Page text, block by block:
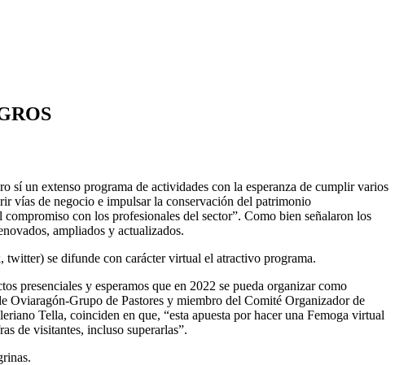
un extenso programa de actividades con la esperanza de cumplir varios
vías de negocio e impulsar la conservación del patrimonio
con los profesionales del sector”. Como bien señalaron los
ampliados y actualizados.
twitter) se difunde con carácter virtual el atractivo programa.
presenciales y esperamos que en 2022 se pueda organizar como
Oviaragón-Grupo de Pastores y miembro del Comité Organizador de
Tella, coinciden en que, “esta apuesta por hacer una Femoga virtual
de visitantes, incluso superarlas”.